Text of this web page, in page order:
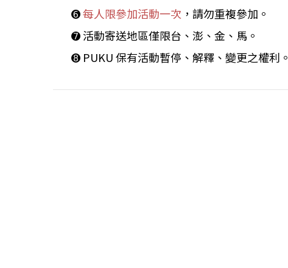
➏每人限參加活動一次 ，請勿重複參加。
➐ 活動寄送地區僅限台、澎、金、馬。
➑ PUKU 保有活動暫停、解釋、變更之權利。